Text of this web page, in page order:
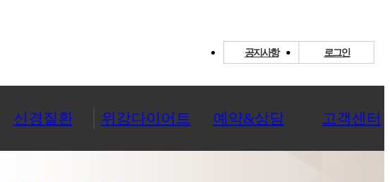
공지사항 로그인
신경질환 위강다이어트 예약&상담 고객센터